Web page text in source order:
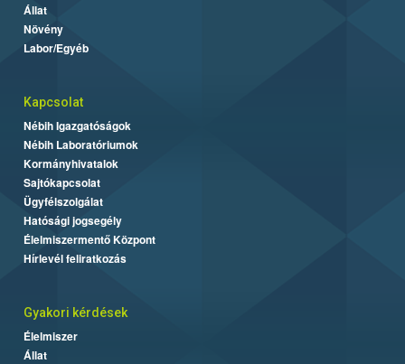
Állat
Növény
Labor/Egyéb
Kapcsolat
Nébih Igazgatóságok
Nébih Laboratóriumok
Kormányhivatalok
Sajtókapcsolat
Ügyfélszolgálat
Hatósági jogsegély
Élelmiszermentő Központ
Hírlevél feliratkozás
Gyakori kérdések
Élelmiszer
Állat